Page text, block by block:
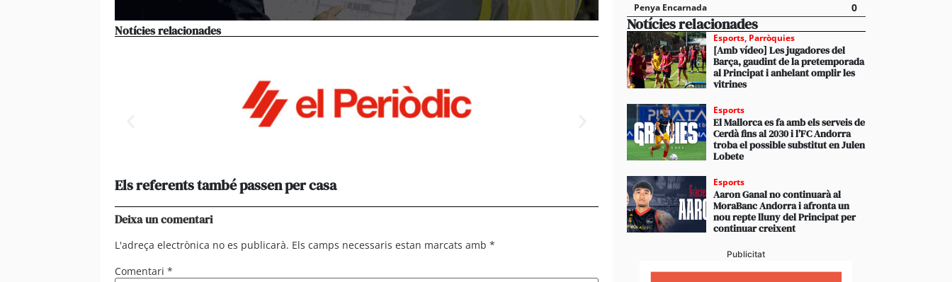
Notícies relacionades
Els referents també passen per casa Els establiments es fan forts davant una demanda
al 95% en un juliol que ja és històric
Deixa un comentari
L'adreça electrònica no es publicarà. Els camps necessaris estan marcats amb *
Comentari *
Penya Encarnada 0
Notícies relacionades
Esports, Parròquies
[Amb vídeo] Les jugadores del
Barça, gaudint de la pretemporada
al Principat i anhelant omplir les
vitrines
Esports
El Mallorca es fa amb els serveis de
Cerdà fins al 2030 i l’FC Andorra
troba el possible substitut en Julen
Lobete
Esports
Aaron Ganal no continuarà al
MoraBanc Andorra i afronta un
nou repte lluny del Principat per
continuar creixent
Publicitat